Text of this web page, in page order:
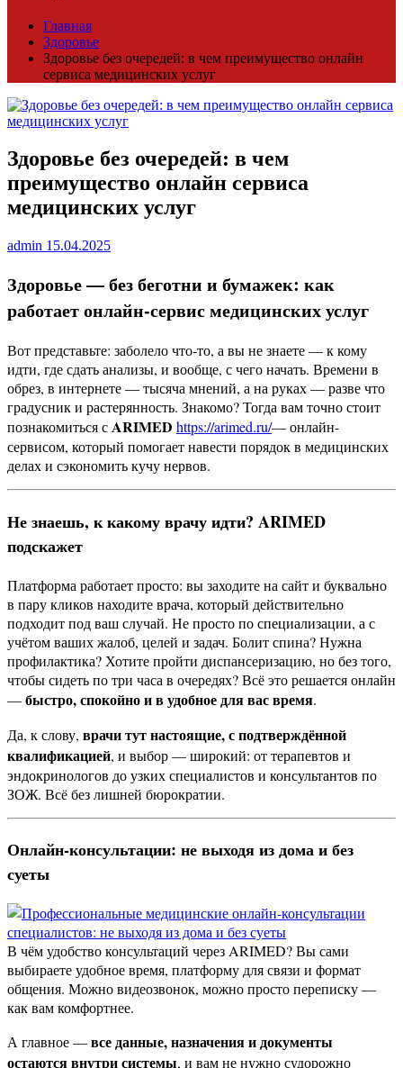
Главная
Здоровье
Здоровье без очередей: в чем преимущество онлайн
сервиса медицинских услуг
Здоровье без очередей: в чем
преимущество онлайн сервиса
медицинских услуг
admin 15.04.2025
Здоровье — без беготни и бумажек: как
работает онлайн-сервис медицинских услуг
Вот представьте: заболело что-то, а вы не знаете — к кому
идти, где сдать анализы, и вообще, с чего начать. Времени в
обрез, в интернете — тысяча мнений, а на руках — разве что
градусник и растерянность. Знакомо? Тогда вам точно стоит
познакомиться сARIMED https://arimed.ru/— онлайн-
сервисом, который помогает навести порядок в медицинских
делах и сэкономить кучу нервов.
Не знаешь, к какому врачу идти? ARIMED
подскажет
Платформа работает просто: вы заходите на сайт и буквально
в пару кликов находите врача, который действительно
подходит под ваш случай. Не просто по специализации, а с
учётом ваших жалоб, целей и задач. Болит спина? Нужна
профилактика? Хотите пройти диспансеризацию, но без того,
чтобы сидеть по три часа в очередях? Всё это решается онлайн
—быстро, спокойно и в удобное для вас время.
Да, к слову, врачи тут настоящие, с подтверждённой
квалификацией, и выбор — широкий: от терапевтов и
эндокринологов до узких специалистов и консультантов по
ЗОЖ. Всё без лишней бюрократии.
Онлайн-консультации: не выходя из дома и без
суеты
В чём удобство консультаций через ARIMED? Вы сами
выбираете удобное время, платформу для связи и формат
общения. Можно видеозвонок, можно просто переписку —
как вам комфортнее.
А главное —все данные, назначения и документы
остаются внутри системы, и вам не нужно судорожно